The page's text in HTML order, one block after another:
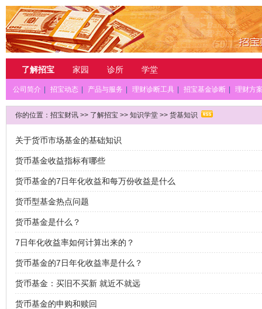
了解招宝 家园 诊所 学堂
公司简介 招宝动态 产品与服务 理财诊断工具 招宝基金诊断 理财方
你的位置： 招宝财讯 >> 了解招宝 >> 知识学堂 >> 货基知识
关于货币市场基金的基础知识
货币基金收益指标有哪些
货币基金的7日年化收益和每万份收益是什么
货币型基金热点问题
货币基金是什么？
7日年化收益率如何计算出来的？
货币基金的7日年化收益率是什么？
货币基金：买旧不买新 就近不就远
货币基金的申购和赎回